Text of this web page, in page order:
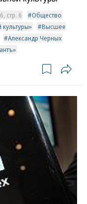
стр. 6
Общество
Высшее
Александр Черных